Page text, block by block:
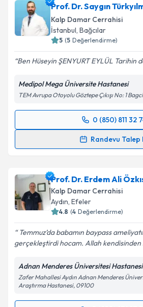
Prof. Dr. Saygın
Kalp Damar Cerrahisi
İstanbul, Bağcılar
5 (5 Değerlendirme)
Ben Hüseyin ŞENYURT EYLÜL Tarihin
Medipol Mega Üniversite Hastanesi
TEM Avrupa Otoyolu Göztepe Çıkışı No: 1
0 (850) 811 32
Randevu Talep
Randevu Takvimi Talebi
için bir takvim hazırlandığında e-
bilgilendireceğiz.
E-posta Adresiniz
Kişisel verilerimin işlenmesine
Metni'ni okudum ve kişisel
kapsamda işlenmesini kabul
Prof. Dr. Erdem Ali
Kalp Damar Cerrahisi
Aydın, Efeler
4.8 (4 Değerlendirme)
Temmuz’da babamın baypass
gerçekleştirdi hocam. Allah kendisinden
Adnan Menderes Üniversitesi Hastanesi
Zafer Mahallesi Aydın Adnan Menderes
Araştırma Hastanesi, 09100